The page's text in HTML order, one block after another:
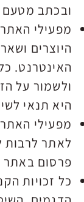
ובכתב
מפעילי
היוצרים
האינטרנט.
ולשמור על
היא תנאי
מפעילי
לאתר לרבות
פרסום באתר
כל זכויות